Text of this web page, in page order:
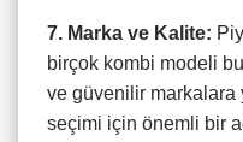
7. Marka ve Kalite:
birçok kombi modeli
ve güvenilir markalara
seçimi için önemli bir